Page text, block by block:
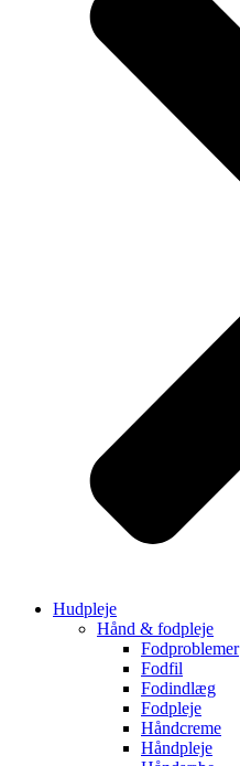
Hudpleje
Hånd & fodpleje
Fodproblemer
Fodfil
Fodindlæg
Fodpleje
Håndcreme
Håndpleje